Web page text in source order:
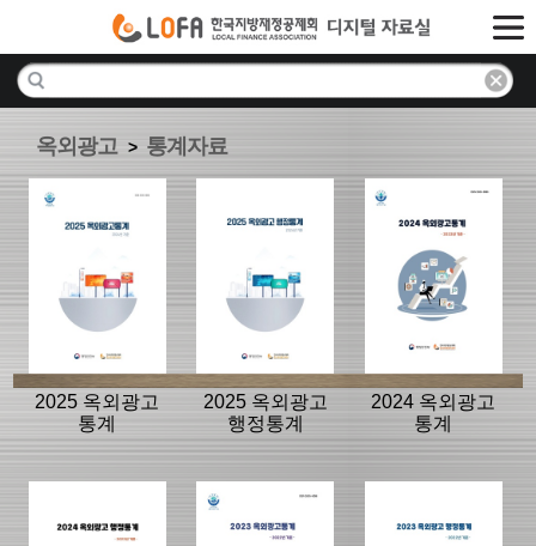
옥외광고 > 통계자료
2025 옥외광고
통계
2025 옥외광고
행정통계
2024 옥외광고
통계